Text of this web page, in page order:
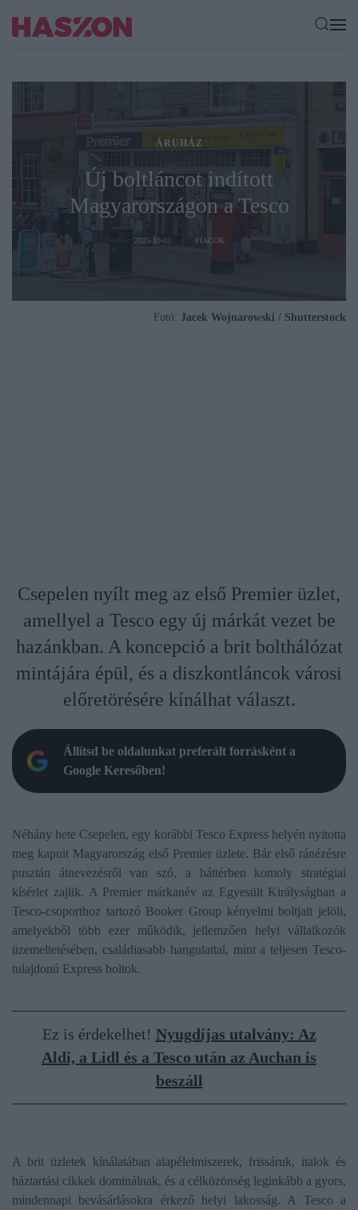
ÁRUHÁZ
Új boltláncot indított
Magyarországon a Tesco
2025-10-03 PIACOK
Fotó: Jacek Wojnarowski / Shutterstock
Csepelen nyílt meg az első Premier üzlet,
amellyel a Tesco egy új márkát vezet be
hazánkban. A koncepció a brit bolthálózat
mintájára épül, és a diszkontláncok városi
előretörésére kínálhat választ.
Állítsd be oldalunkat preferált forrásként a
Google Keresőben!
Néhány hete Csepelen, egy korábbi Tesco Express helyén nyitotta
meg kapuit Magyarország első Premier üzlete. Bár első ránézésre
pusztán átnevezésről van szó, a háttérben komoly stratégiai
kísérlet zajlik. A Premier márkanév az Egyesült Királyságban a
Tesco-csoporthoz tartozó Booker Group kényelmi boltjait jelöli,
amelyekből több ezer működik, jellemzően helyi vállalkozók
üzemeltetésében, családiasabb hangulattal, mint a teljesen Tesco-
tulajdonú Express boltok.
Ez is érdekelhet! Nyugdíjas utalvány: Az
Aldi, a Lidl és a Tesco után az Auchan is
beszáll
A brit üzletek kínálatában alapélelmiszerek, frissáruk, italok és
háztartási cikkek dominálnak, és a célközönség leginkább a gyors,
mindennapi bevásárlásokra érkező helyi lakosság. A Tesco a